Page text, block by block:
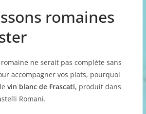
romaines
ne serait pas complète sans
accompagner vos plats, pourquoi
vin blanc de Frascati, produit dans
Romani.